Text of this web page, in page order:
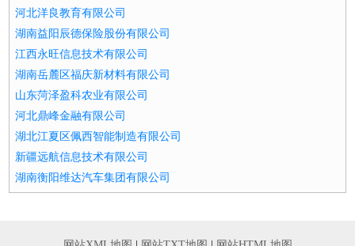
河北洋良教育有限公司
湖南益阳辰德保险股份有限公司
江西永旺信息技术有限公司
湖南岳麓区福庆新材料有限公司
山东菏泽盈科农业有限公司
河北鼎峰金融有限公司
湖北江夏区佩西智能制造有限公司
新疆远航信息技术有限公司
湖南衡阳维达汽车集团有限公司